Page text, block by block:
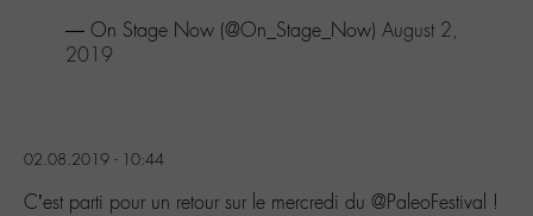
— On Stage Now (@On_Stage_Now) August 2,
2019
02.08.2019 - 10:44
C’est parti pour un retour sur le mercredi du @PaleoFestival !